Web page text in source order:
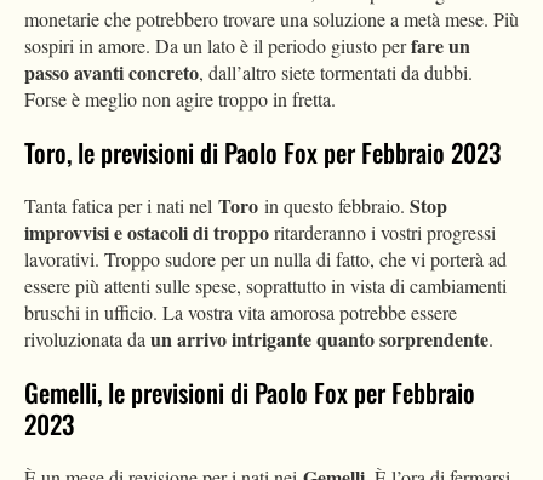
monetarie che potrebbero trovare una soluzione a metà mese. Più
sospiri in amore. Da un lato è il periodo giusto perfare un
passo avanti concreto, dall’altro siete tormentati da dubbi.
Forse è meglio non agire troppo in fretta.
Toro, le previsioni di Paolo Fox per Febbraio 2023
Tanta fatica per i nati nel Toro in questo febbraio. Stop
improvvisi e ostacoli di tropporitarderanno i vostri progressi
lavorativi. Troppo sudore per un nulla di fatto, che vi porterà ad
essere più attenti sulle spese, soprattutto in vista di cambiamenti
bruschi in ufficio. La vostra vita amorosa potrebbe essere
rivoluzionata daun arrivo intrigante quanto sorprendente.
Gemelli, le previsioni di Paolo Fox per Febbraio
2023